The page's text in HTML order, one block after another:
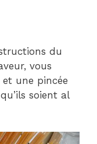
du
vous
une pincée
soient al